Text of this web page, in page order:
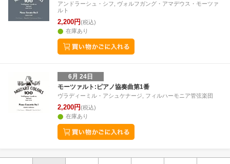
アンドラーシュ・シフ, ヴォルフガング・アマデウス・モーツァ
ルト
2,200円(税込)
在庫あり
6月 24日
モーツァルト:ピアノ協奏曲第1番
ヴラディーミル・アシュケナージ, フィルハーモニア管弦楽団
2,200円(税込)
在庫あり